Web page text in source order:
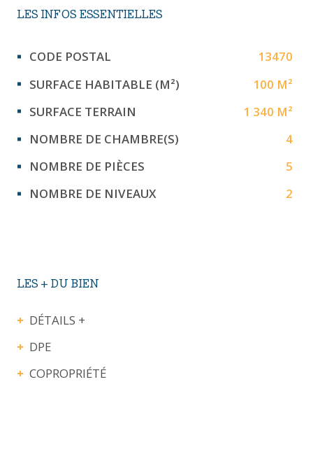
LES INFOS ESSENTIELLES
Caractérisque Valeurs
CODE POSTAL
13470
SURFACE HABITABLE (M²)
100 M²
SURFACE TERRAIN
1 340 M²
NOMBRE DE CHAMBRE(S)
4
NOMBRE DE PIÈCES
5
NOMBRE DE NIVEAUX
2
LES + DU BIEN
DÉTAILS +
DPE
COPROPRIÉTÉ